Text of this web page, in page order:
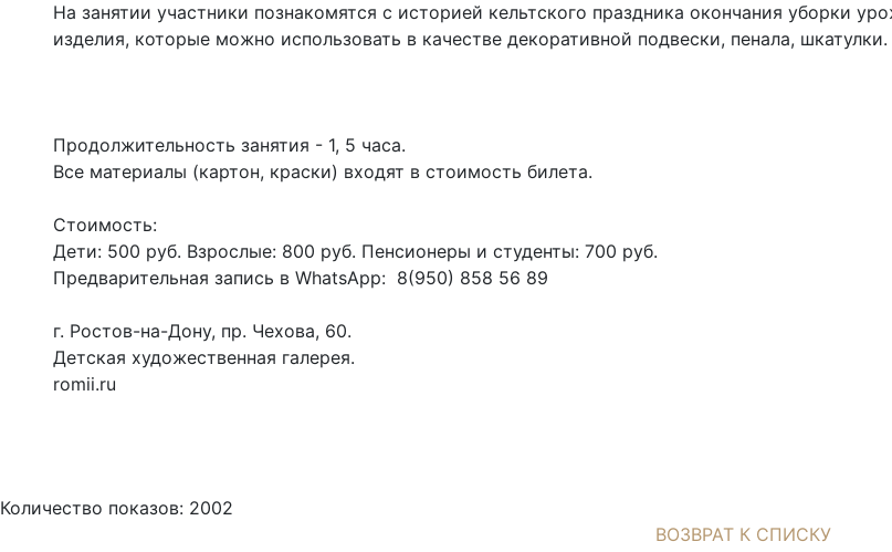
На занятии участники познакомятся с историей кельтского праздника окончания уборки
изделия, которые можно использовать в качестве декоративной подвески, пенала,
Продолжительность занятия - 1, 5 часа.
Все материалы (картон, краски) входят в стоимость билета.
Стоимость:
Дети: 500 руб. Взрослые: 800 руб. Пенсионеры и студенты: 700 руб.
Предварительная запись в WhatsApp: 8(950) 858 56 89
г. Ростов-на-Дону, пр. Чехова, 60.
Детская художественная галерея.
romii.ru
Количество показов: 2002
ВОЗВРАТ К СПИСКУ